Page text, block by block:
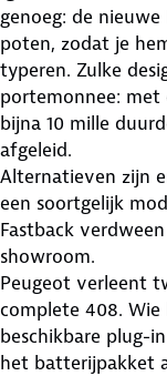
genoeg: de
poten, zodat je
typeren. Zulke
portemonnee: met
bijna 10 mille
afgeleid.
Alternatieven zijn
een soortgelijk
Fastback
showroom.
Peugeot verleent
complete 408.
beschikbare plug-
het batterijpakket